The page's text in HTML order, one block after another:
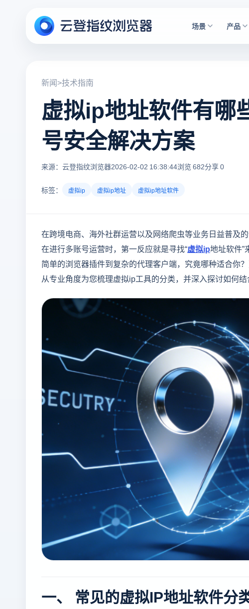
场景 产品
新闻>技术指南
虚拟ip地址软件有哪
号安全解决方案
来源：云登指纹浏览器2026-02-02 16:38:44浏览 682分享 0
标签： 虚拟ip 虚拟ip地址 虚拟ip地址软件
在跨境电商、海外社群运营以及网络爬虫等业务日益普及
在进行多账号运营时，第一反应就是寻找“虚拟ip地址软件”
简单的浏览器插件到复杂的代理客户端，究竟哪种适合你
从专业角度为您梳理虚拟ip工具的分类，并深入探讨如何
一、 常见的虚拟IP地址软件分